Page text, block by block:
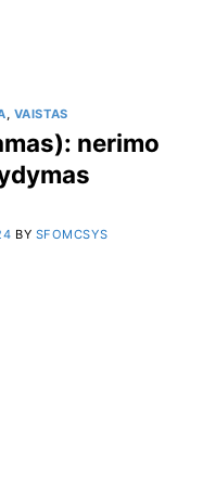
, VAISTAS
nerimo
BY SFOMCSYS